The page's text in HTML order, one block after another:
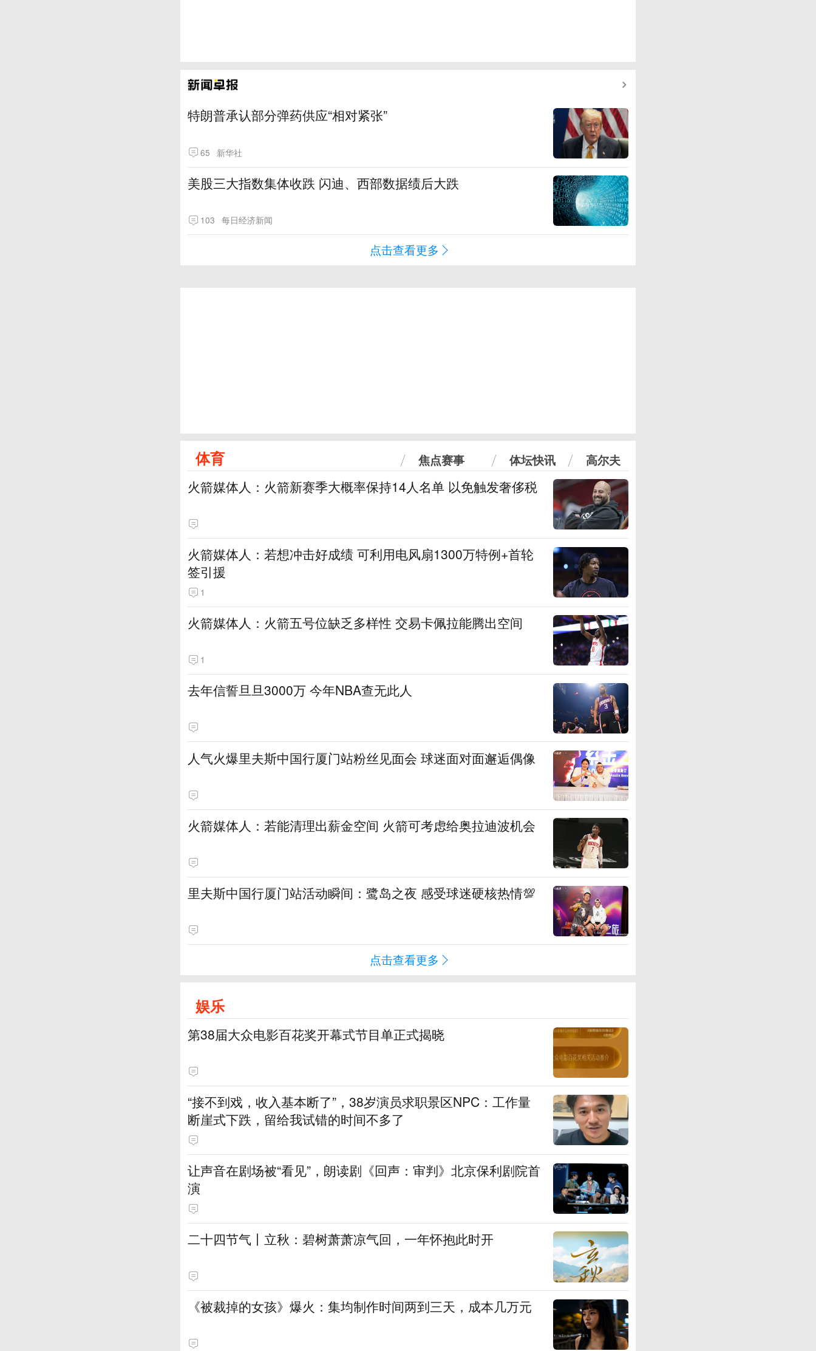
特朗普承认部分弹药供应“相对紧张”
65 新华社
美股三大指数集体收跌 闪迪、西部数据绩后大跌
103 每日经济新闻
点击查看更多
体育 焦点赛事 体坛快讯 高尔夫
火箭媒体人：火箭新赛季大概率保持14人名单 以免触发奢侈税
火箭媒体人：若想冲击好成绩 可利用电风扇1300万特例+首轮
签引援
1
火箭媒体人：火箭五号位缺乏多样性 交易卡佩拉能腾出空间
1
去年信誓旦旦3000万 今年NBA查无此人
人气火爆里夫斯中国行厦门站粉丝见面会 球迷面对面邂逅偶像
火箭媒体人：若能清理出薪金空间 火箭可考虑给奥拉迪波机会
里夫斯中国行厦门站活动瞬间：鹭岛之夜 感受球迷硬核热情💯
点击查看更多
娱乐
第38届大众电影百花奖开幕式节目单正式揭晓
“接不到戏，收入基本断了”，38岁演员求职景区NPC：工作量
断崖式下跌，留给我试错的时间不多了
让声音在剧场被“看见”，朗读剧《回声：审判》北京保利剧院首
演
二十四节气丨立秋：碧树萧萧凉气回，一年怀抱此时开
《被裁掉的女孩》爆火：集均制作时间两到三天，成本几万元